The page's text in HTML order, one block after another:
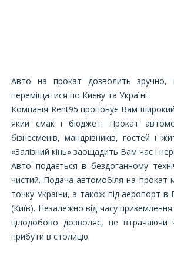
Авто на прокат дозволить зручно,
переміщатися по Києву та Україні.
Компанія Rent95 пропонує Вам
який смак і бюджет. Прокат
бізнесменів, мандрівників, гостей і
«Залізний кінь» заощадить Вам час і
Авто подається в бездоганному
чистий. Подача автомобіля на прокат
точку України, а також під аеропорт в
(Київ). Незалежно від часу
цілодобово дозволяє, не
прибути в столицю.